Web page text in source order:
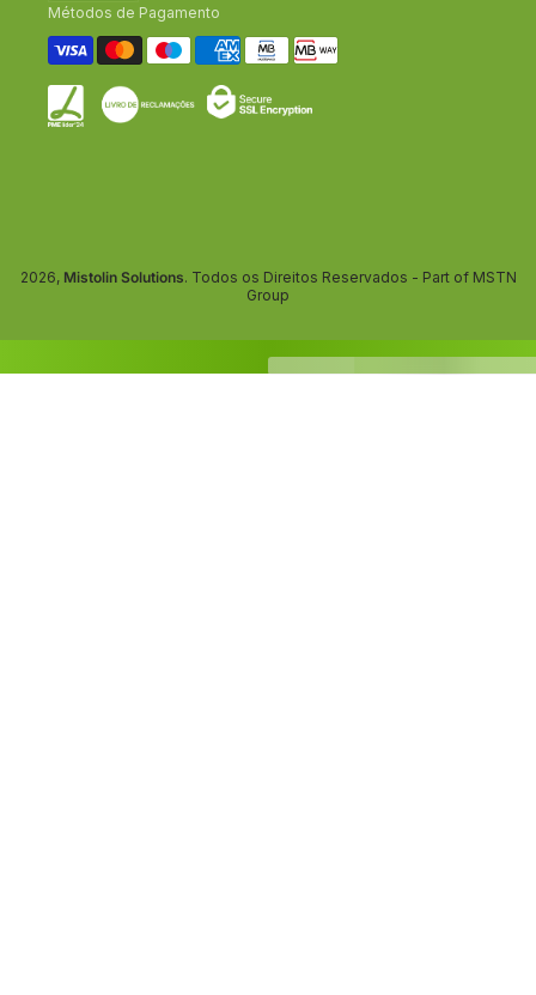
Métodos de Pagamento
2026, Mistolin Solutions. Todos os Direitos Reservados - Part of MSTN
Group